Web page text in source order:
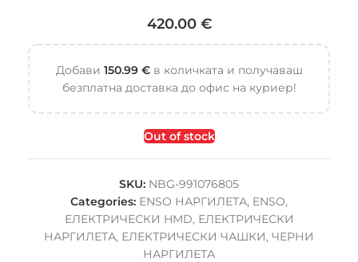
420.00 €
Добави 150.99 €в количката и получаваш
безплатна доставка до офис на куриер!
Out of stock
SKU: NBG-991076805
Categories: ENSO НАРГИЛЕТА, ENSO,
ЕЛЕКТРИЧЕСКИ HMD, ЕЛЕКТРИЧЕСКИ
НАРГИЛЕТА, ЕЛЕКТРИЧЕСКИ ЧАШКИ, ЧЕРНИ
НАРГИЛЕТА